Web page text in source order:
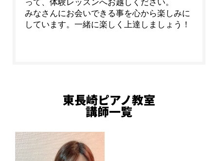
って、体験レッスンへお越しください。
みなさんにお会いできる事を心から楽しみに
しています。一緒に楽しく上達しましょう！
東長崎ピアノ教室
講師一覧